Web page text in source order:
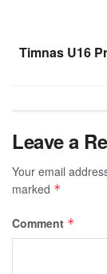
Timnas U16
Leave a
Your email
marked *
Comment *